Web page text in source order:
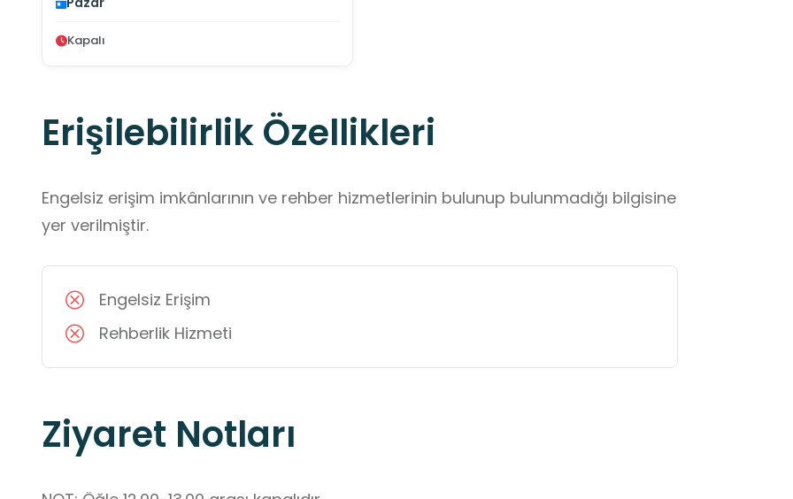
Kapalı
Erişilebilirlik Özellikleri
Engelsiz erişim imkânlarının ve rehber hizmetlerinin bulunup bulunmadığı bilgisine
yer verilmiştir.
Engelsiz Erişim
Rehberlik Hizmeti
Ziyaret Notları